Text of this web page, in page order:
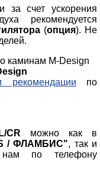
за счет ускорения
рекомендуется
(опция). Не
каминам M-Design
рекомендации по
CR можно как в
/ ФЛАМБИС", так и
нам по телефону